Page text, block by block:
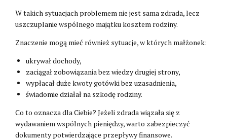
W takich sytuacjach problemem nie jest sama zdrada, lecz
uszczuplanie wspólnego majątku kosztem rodziny.
Znaczenie mogą mieć również sytuacje, w których małżonek:
ukrywał dochody,
zaciągał zobowiązania bez wiedzy drugiej strony,
wypłacał duże kwoty gotówki bez uzasadnienia,
świadomie działał na szkodę rodziny.
Co to oznacza dla Ciebie? Jeżeli zdrada wiązała się z
wydawaniem wspólnych pieniędzy, warto zabezpieczyć
dokumenty potwierdzające przepływy finansowe.